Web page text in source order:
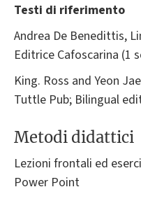
Testi di riferimento
Andrea De Benedittis,
Editrice Cafoscarina (1
King. Ross and Yeon
Tuttle Pub; Bilingual
Metodi didattici
Lezioni frontali ed
Power Point